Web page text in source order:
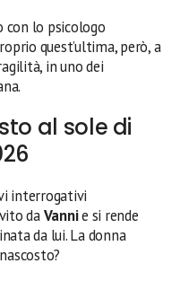
lo psicologo
quest’ultima, però, a
in uno dei
al sole di
interrogativi
daVannie si rende
da lui. La donna